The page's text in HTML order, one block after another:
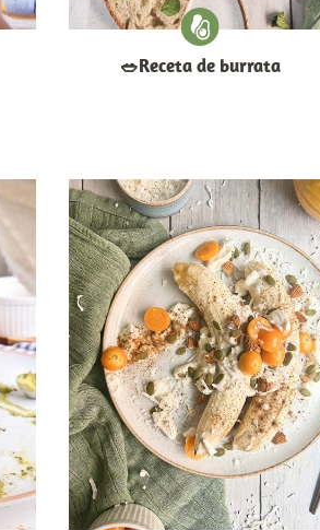
​🥗​Receta de burrata